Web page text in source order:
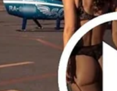
poslu, dodatnom
prvi korak.
ovog vikenda ima